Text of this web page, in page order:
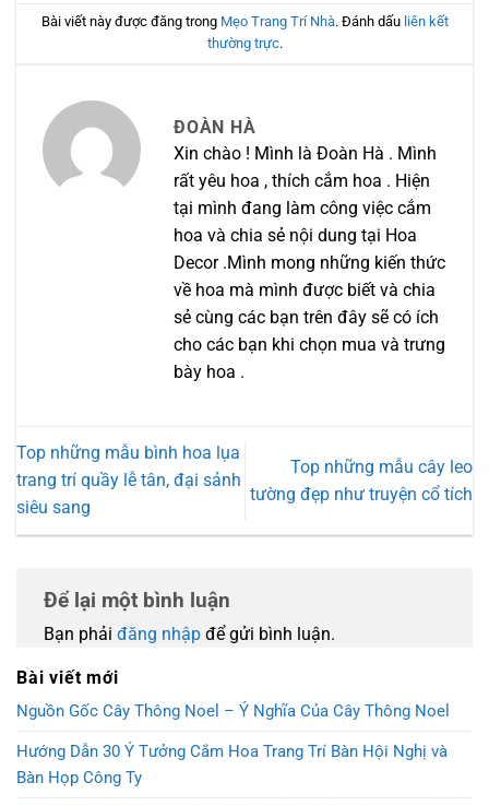
Bài viết mới
Nguồn Gốc Cây Thông Noel – Ý Nghĩa Của Cây Thông Noel
Hướng Dẫn 30 Ý Tưởng Cắm Hoa Trang Trí Bàn Hội Nghị và
Bàn Họp Công Ty
Bài viết này được đăng trong Mẹo Trang Trí Nhà. Đánh dấu liên kết
thường trực.
ĐOÀN HÀ
Xin chào ! Mình là Đoàn Hà . Mình
rất yêu hoa , thích cắm hoa . Hiện
tại mình đang làm công việc cắm
hoa và chia sẻ nội dung tại Hoa
Decor .Mình mong những kiến thức
về hoa mà mình được biết và chia
sẻ cùng các bạn trên đây sẽ có ích
cho các bạn khi chọn mua và trưng
bày hoa .
Top những mẫu bình hoa lụa
trang trí quầy lễ tân, đại sảnh
siêu sang
Top những mẫu cây leo
tường đẹp như truyện cổ tích
Để lại một bình luận
Bạn phải đăng nhập để gửi bình luận.